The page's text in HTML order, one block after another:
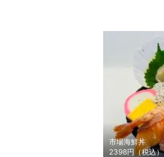
市場海鮮丼
2398円（税込）